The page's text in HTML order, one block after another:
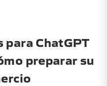
para ChatGPT
preparar su